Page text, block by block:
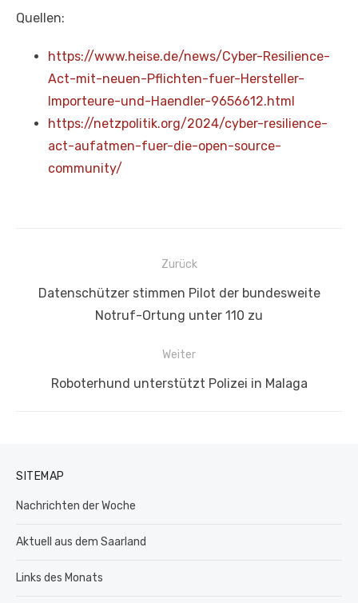
Quellen:
https://www.heise.de/news/Cyber-Resilience-
Act-mit-neuen-Pflichten-fuer-Hersteller-
Importeure-und-Haendler-9656612.html
https://netzpolitik.org/2024/cyber-resilience-
act-aufatmen-fuer-die-open-source-
community/
Beitragsnavigation
Zurück
Vorheriger
Datenschützer stimmen Pilot der bundesweite
Notruf-Ortung unter 110 zu
Weiter
Nächster
Roboterhund unterstützt Polizei in Malaga
SITEMAP
Nachrichten der Woche
Aktuell aus dem Saarland
Links des Monats